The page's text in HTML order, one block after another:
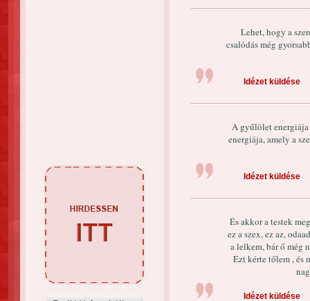
Lehet, hogy a
csalódás még
Idézet küldése
A gyűlölet energiája
energiája, amely a
Idézet küldése
És akkor a testek
ez a szex, ez az,
a lelkem, bár ő még
Ezt kérte tőlem , és
Idézet küldése